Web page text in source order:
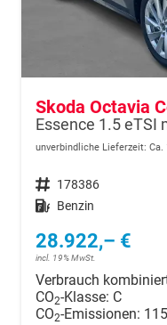
Skoda Octavia
unverbindliche Lieferzeit: Ca.
Fahrzeugnr. 178386
Kraftstoff Benzin
28.922,– €
incl. 19% MwSt.
Verbrauch
CO2-Klasse: C
CO2-Emissionen: